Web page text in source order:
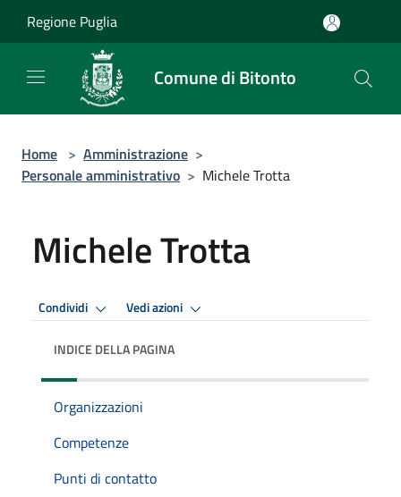
Regione Puglia
Comune di Bitonto
Home > Amministrazione >
Personale amministrativo > Michele Trotta
Michele Trotta
Condividi Vedi azioni
INDICE DELLA PAGINA
Organizzazioni
Competenze
Punti di contatto